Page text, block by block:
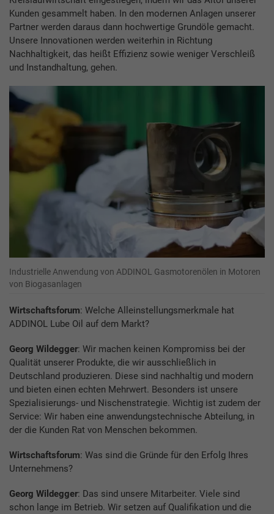
Kunden gesammelt haben. In den modernen Anlagen unserer
Partner werden daraus dann hochwertige Grundöle gemacht.
Unsere Innovationen werden weiterhin in Richtung
Nachhaltigkeit, das heißt Effizienz sowie weniger Verschleiß
und Instandhaltung, gehen.
Industrielle Anwendung von ADDINOL Gasmotorenölen in Motoren
von Biogasanlagen
Wirtschaftsforum: Welche Alleinstellungsmerkmale hat
ADDINOL Lube Oil auf dem Markt?
Georg Wildegger: Wir machen keinen Kompromiss bei der
Qualität unserer Produkte, die wir ausschließlich in
Deutschland produzieren. Diese sind nachhaltig und modern
und bieten einen echten Mehrwert. Besonders ist unsere
Spezialisierungs- und Nischenstrategie. Wichtig ist zudem der
Service: Wir haben eine anwendungstechnische Abteilung, in
der die Kunden Rat von Menschen bekommen.
Wirtschaftsforum: Was sind die Gründe für den Erfolg Ihres
Unternehmens?
Georg Wildegger: Das sind unsere Mitarbeiter. Viele sind
schon lange im Betrieb. Wir setzen auf Qualifikation und die